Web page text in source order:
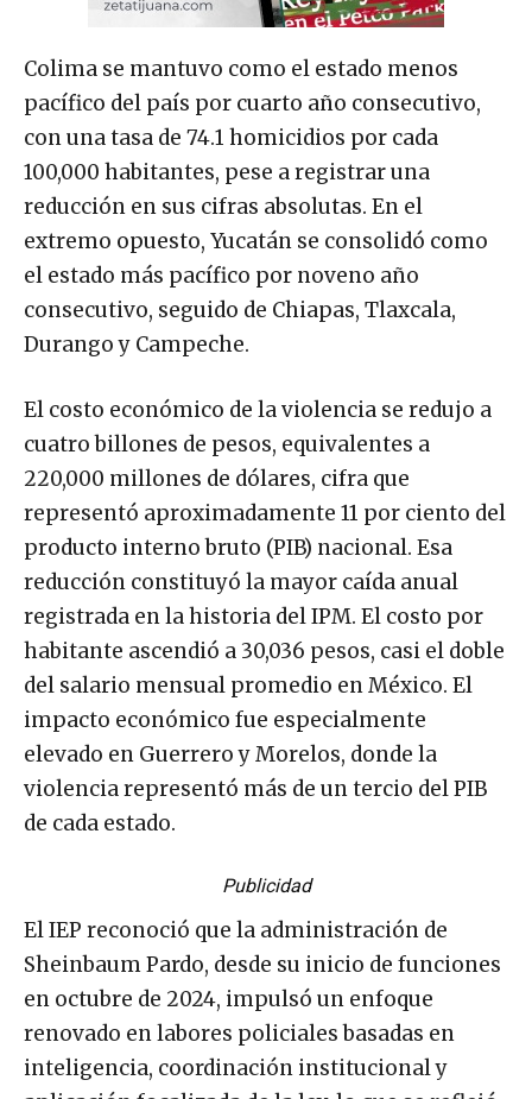
Colima se mantuvo como el estado menos
pacífico del país por cuarto año consecutivo,
con una tasa de 74.1 homicidios por cada
100,000 habitantes, pese a registrar una
reducción en sus cifras absolutas. En el
extremo opuesto, Yucatán se consolidó como
el estado más pacífico por noveno año
consecutivo, seguido de Chiapas, Tlaxcala,
Durango y Campeche.
El costo económico de la violencia se redujo a
cuatro billones de pesos, equivalentes a
220,000 millones de dólares, cifra que
representó aproximadamente 11 por ciento del
producto interno bruto (PIB) nacional. Esa
reducción constituyó la mayor caída anual
registrada en la historia del IPM. El costo por
habitante ascendió a 30,036 pesos, casi el doble
del salario mensual promedio en México. El
impacto económico fue especialmente
elevado en Guerrero y Morelos, donde la
violencia representó más de un tercio del PIB
de cada estado.
Publicidad
El IEP reconoció que la administración de
Sheinbaum Pardo, desde su inicio de funciones
en octubre de 2024, impulsó un enfoque
renovado en labores policiales basadas en
inteligencia, coordinación institucional y